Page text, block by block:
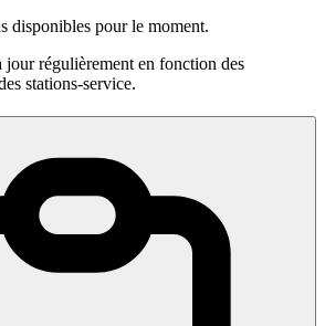
disponibles pour le moment.
jour régulièrement en fonction des
stations-service.